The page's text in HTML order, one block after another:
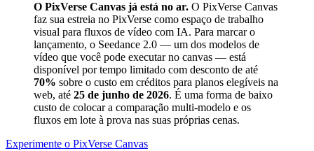
O PixVerse Canvas já está no ar. O PixVerse Canvas
faz sua estreia no PixVerse como espaço de trabalho
visual para fluxos de vídeo com IA. Para marcar o
lançamento, o Seedance 2.0 — um dos modelos de
vídeo que você pode executar no canvas — está
disponível por tempo limitado com desconto de até
70% sobre o custo em créditos para planos elegíveis na
web, até 25 de junho de 2026. É uma forma de baixo
custo de colocar a comparação multi-modelo e os
fluxos em lote à prova nas suas próprias cenas.
Experimente o PixVerse Canvas